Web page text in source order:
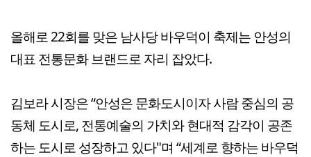
올해로 22회를 맞은 남사당 바우덕이 축제는 안성의
대표 전통문화 브랜드로 자리 잡았다.
김보라 시장은 “안성은 문화도시이자 사람 중심의 공
동체 도시로, 전통예술의 가치와 현대적 감각이 공존
하는 도시로 성장하고 있다"며 “세계로 향하는 바우덕